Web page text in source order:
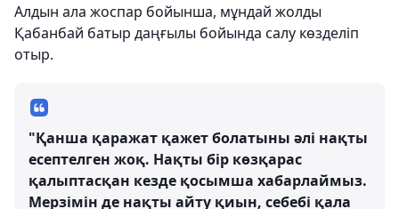
Алдын ала жоспар бойынша, мұндай жолды
Қабанбай батыр даңғылы бойында салу көзделіп
отыр.
"Қанша қаражат қажет болатыны әлі нақты
есептелген жоқ. Нақты бір көзқарас
қалыптасқан кезде қосымша хабарлаймыз.
Мерзімін де нақты айту қиын, себебі қала